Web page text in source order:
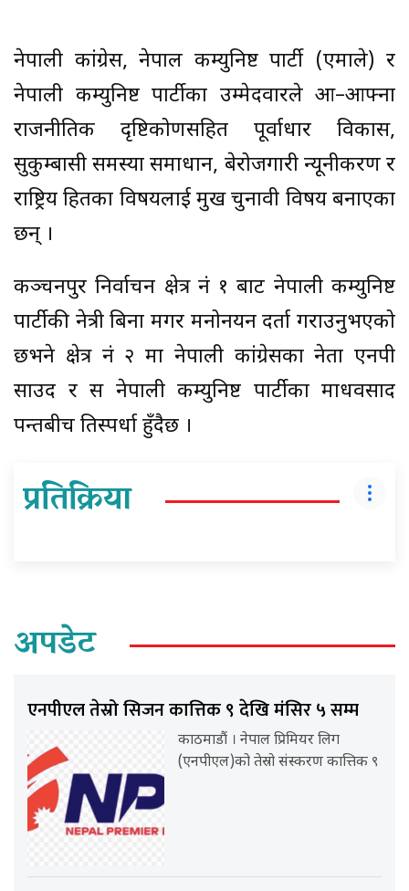
नेपाली कांग्रेस, नेपाल कम्युनिष्ट पार्टी (एमाले) र
नेपाली कम्युनिष्ट पार्टीका उम्मेदवारले आ–आफ्ना
राजनीतिक दृष्टिकोणसहित पूर्वाधार विकास,
सुकुम्बासी समस्या समाधान, बेरोजगारी न्यूनीकरण र
राष्ट्रिय हितका विषयलाई प्रमुख चुनावी विषय बनाएका
छन् ।
कञ्चनपुर निर्वाचन क्षेत्र नं १ बाट नेपाली कम्युनिष्ट
पार्टीकी नेत्री बिना मगर मनोनयन दर्ता गराउनुभएको
छभने क्षेत्र नं २ मा नेपाली कांग्रेसका नेता एनपी
साउद र स नेपाली कम्युनिष्ट पार्टीका माधवप्रसाद
पन्तबीच प्रतिस्पर्धा हुँदैछ ।
प्रतिक्रिया
अपडेट
एनपीएल तेस्रो सिजन कात्तिक ९ देखि मंसिर ५ सम्म
काठमाडौं । नेपाल प्रिमियर लिग
(एनपीएल)को तेस्रो संस्करण कात्तिक ९